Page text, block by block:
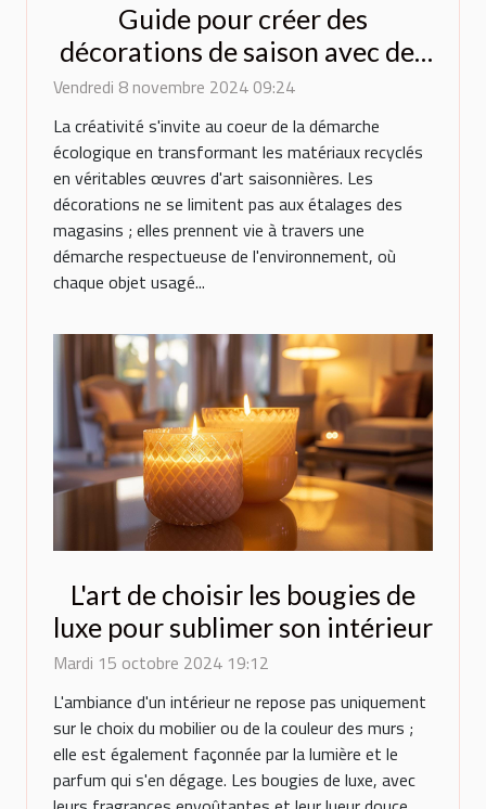
Guide pour créer des
décorations de saison avec des
matériaux recyclés
Vendredi 8 novembre 2024 09:24
La créativité s'invite au coeur de la démarche
écologique en transformant les matériaux recyclés
en véritables œuvres d'art saisonnières. Les
décorations ne se limitent pas aux étalages des
magasins ; elles prennent vie à travers une
démarche respectueuse de l'environnement, où
chaque objet usagé...
L'art de choisir les bougies de
luxe pour sublimer son intérieur
Mardi 15 octobre 2024 19:12
L'ambiance d'un intérieur ne repose pas uniquement
sur le choix du mobilier ou de la couleur des murs ;
elle est également façonnée par la lumière et le
parfum qui s'en dégage. Les bougies de luxe, avec